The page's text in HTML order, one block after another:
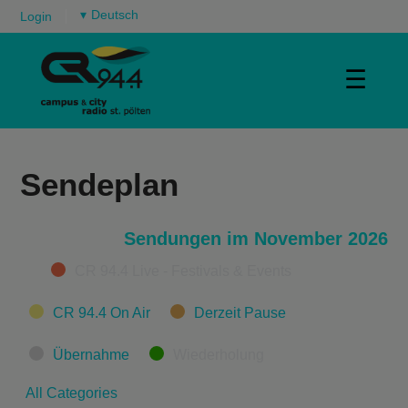
Login ▾
☰
Sendeplan
Sendungen im November 2026
Categories
CR 94.4 On Air Derzeit Pause
Übernahme
All Categories